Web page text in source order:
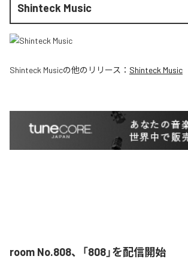
Shinteck Music
Shinteck Musicの他のリリース： Shinteck Music
room No.808、「808」を配信開始